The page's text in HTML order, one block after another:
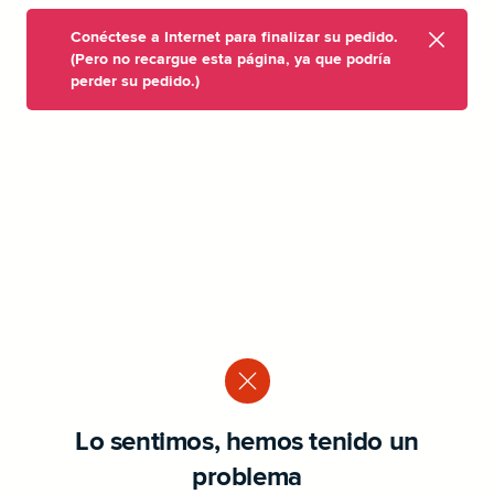
Conéctese a Internet para finalizar su pedido.
(Pero no recargue esta página, ya que podría
perder su pedido.)
Lo sentimos, hemos tenido un
problema